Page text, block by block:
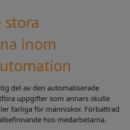
stora
inom
del av den automatiserade
uppgifter som annars skulle
farliga för människor. Förbättrad
hos medarbetarna.